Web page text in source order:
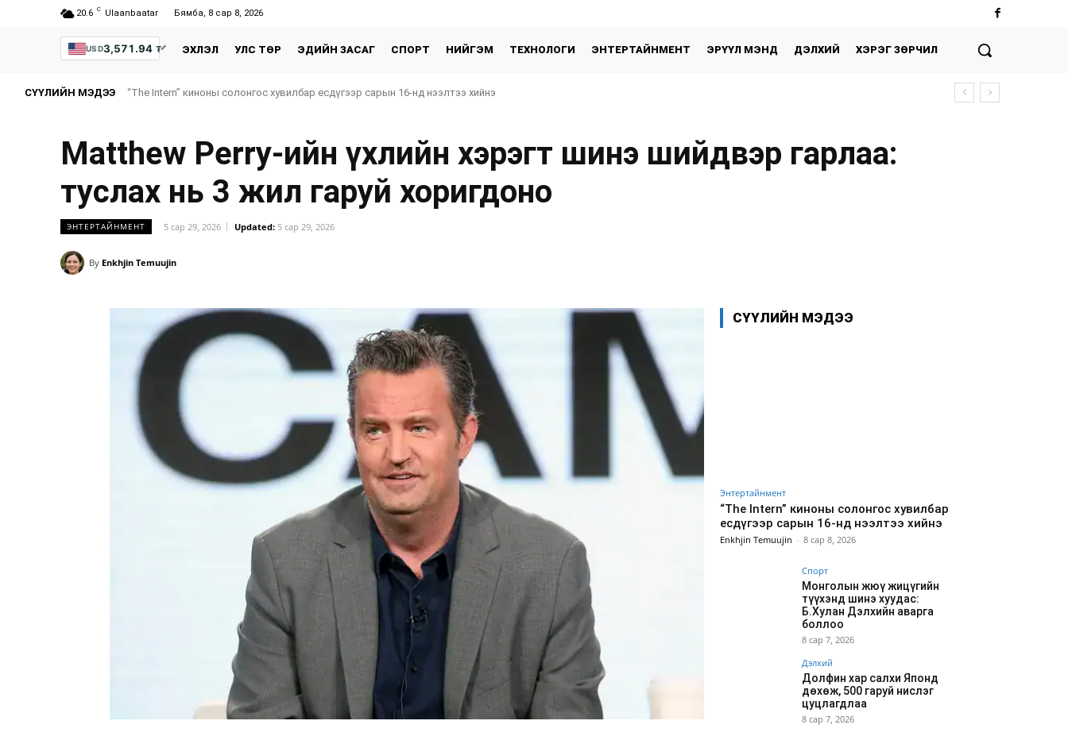
20.6 C Ulaanbaatar Бямба, 8 сар 8, 2026
USD3,571.94 ₮ ЭХЛЭЛ УЛС ТӨР ЭДИЙН ЗАСАГ СПОРТ НИЙГЭМ ТЕХНОЛОГИ ЭНТЕРТАЙНМЕНТ ЭРҮҮЛ МЭНД ДЭЛХИЙ ХЭРЭГ ЗӨРЧИЛ
СҮҮЛИЙН МЭДЭЭ “The Intern” киноны солонгос хувилбар есдүгээр сарын 16-нд нээлтээ хийнэ
Matthew Perry-ийн үхлийн хэрэгт шинэ шийдвэр гарлаа:
туслах нь 3 жил гаруй хоригдоно
ЭНТЕРТАЙНМЕНТ 5 сар 29, 2026 Updated: 5 сар 29, 2026
By Enkhjin Temuujin
СҮҮЛИЙН МЭДЭЭ
Энтертайнмент
“The Intern” киноны солонгос хувилбар
есдүгээр сарын 16-нд нээлтээ хийнэ
Enkhjin Temuujin - 8 сар 8, 2026
Спорт
Монголын жюү жицүгийн
түүхэнд шинэ хуудас:
Б.Хулан Дэлхийн аварга
боллоо
8 сар 7, 2026
Дэлхий
Долфин хар салхи Японд
дөхөж, 500 гаруй нислэг
цуцлагдлаа
8 сар 7, 2026